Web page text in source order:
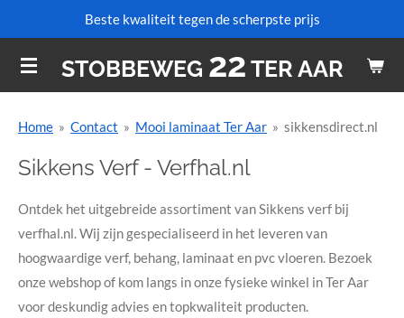
naar
de
STOBBEWEG 22 TER AAR
Beste kwaliteit tegen de scherpste prijs
Home » Contact » Mooi laminaat Ter Aar » sikkensdirect.nl
Sikkens Verf - Verfhal.nl
Ontdek het uitgebreide assortiment van Sikkens verf bij
verfhal.nl. Wij zijn gespecialiseerd in het leveren van
hoogwaardige verf, behang, laminaat en pvc vloeren. Bezoek
onze webshop of kom langs in onze fysieke winkel in Ter Aar
voor deskundig advies en topkwaliteit producten.